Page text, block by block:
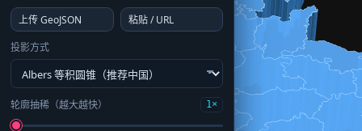
上传 GeoJSON
粘贴 / URL
投影方式
轮廓抽稀（越大越快） 1×